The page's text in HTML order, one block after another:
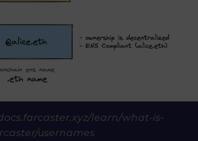
learn/what-is-
usernames